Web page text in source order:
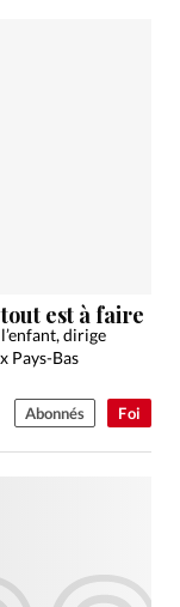
Foi
est à faire
dirige
Pays-Bas
Abonnés